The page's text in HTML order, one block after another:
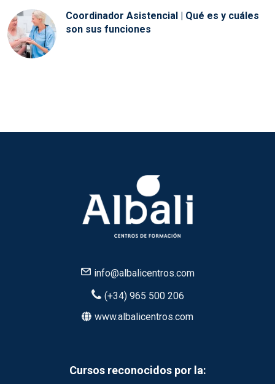
Coordinador Asistencial | Qué es y cuáles
son sus funciones
info@albalicentros.com
(+34) 965 500 206
www.albalicentros.com
Cursos reconocidos por la: